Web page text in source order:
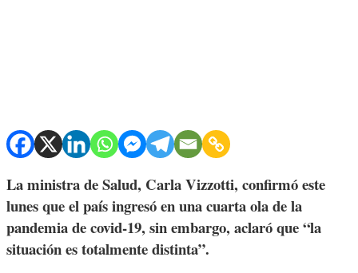
La ministra de Salud, Carla Vizzotti, confirmó este
lunes que el país ingresó en una cuarta ola de la
pandemia de covid-19, sin embargo, aclaró que “la
situación es totalmente distinta”.